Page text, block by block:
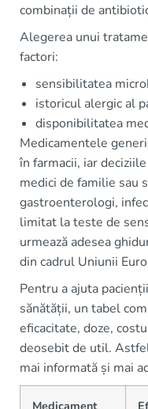
combinații de
Alegerea unui
factori:
sensibilitatea
istoricul alergic al
disponibilitatea
Medicamentele
în farmacii, iar
medici de familie sau
gastroenterologi,
limitat la teste de
urmează adesea
din cadrul Uniunii
Pentru a ajuta
sănătății, un tabel
eficacitate, doze,
deosebit de util.
mai informată și mai
Medicament